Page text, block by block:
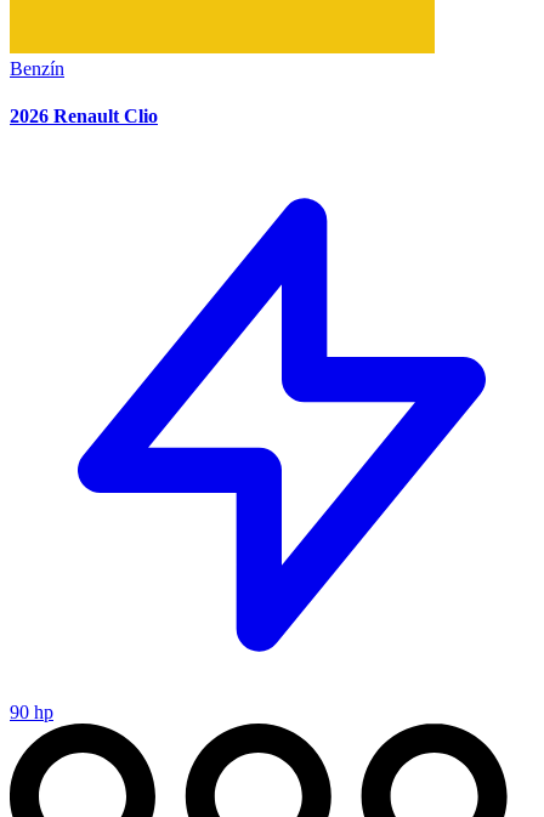
Benzín
2026 Renault Clio
90 hp